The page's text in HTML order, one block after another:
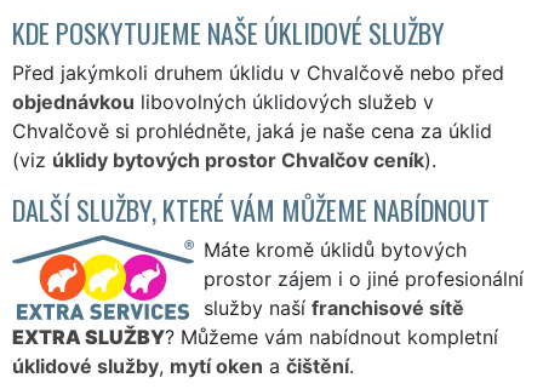
KDE POSKYTUJEME NAŠE ÚKLIDOVÉ SLUŽBY
Před jakýmkoli druhem úklidu v Chvalčově nebo před
objednávkou libovolných úklidových služeb v
Chvalčově si prohlédněte, jaká je naše cena za úklid
(viz úklidy bytových prostor Chvalčov ceník).
DALŠÍ SLUŽBY, KTERÉ VÁM MŮŽEME NABÍDNOUT
Máte kromě úklidů bytových
prostor zájem i o jiné profesionální
služby naší franchisové sítě
EXTRA SLUŽBY? Můžeme vám nabídnout kompletní
úklidové služby, mytí oken a čištění.